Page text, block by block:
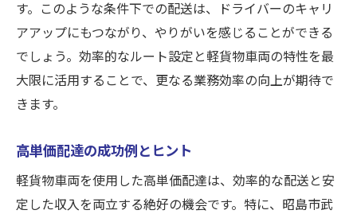
す。このような条件下での配送は、ドライバーのキャリ
アアップにもつながり、やりがいを感じることができる
でしょう。効率的なルート設定と軽貨物車両の特性を最
大限に活用することで、更なる業務効率の向上が期待で
きます。
高単価配達の成功例とヒント
軽貨物車両を使用した高単価配達は、効率的な配送と安
定した収入を両立する絶好の機会です。特に、昭島市武